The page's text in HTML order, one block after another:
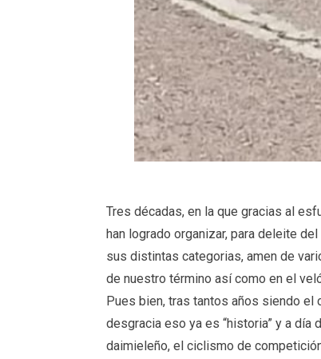
Tres décadas, en la que gracias al
han logrado organizar, para deleite
sus distintas categorias, amen de
de nuestro término así como en el
Pues bien, tras tantos años siendo el
desgracia eso ya es “historia” y a
daimieleño, el ciclismo de